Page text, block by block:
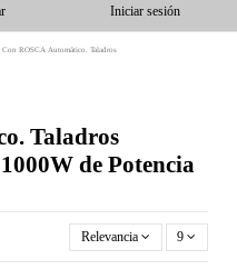
Iniciar sesión
Con ROSCA Automático. Taladros
Taladros
de Potencia
Relevancia 9